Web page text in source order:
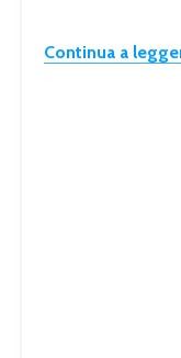
Continua a